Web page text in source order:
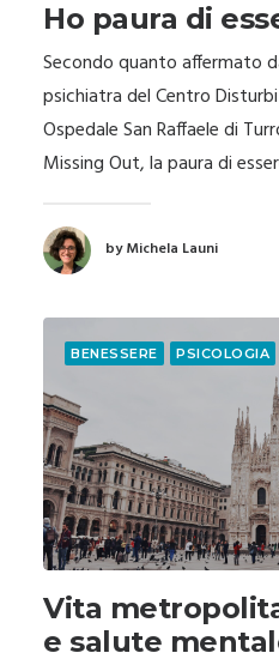
Ho paura di
Secondo quanto affermato
psichiatra del Centro Disturbi
Ospedale San Raffaele di
Missing Out, la paura di
by Michela Launi
BENESSERE PSICOLOGIA
Vita
e salute